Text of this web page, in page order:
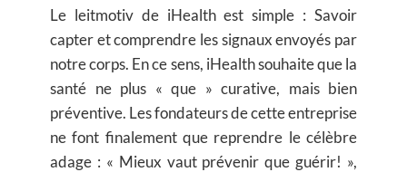
Le leitmotiv de iHealth est simple : Savoir
capter et comprendre les signaux envoyés par
notre corps. En ce sens, iHealth souhaite que la
santé ne plus « que » curative, mais bien
préventive. Les fondateurs de cette entreprise
ne font finalement que reprendre le célèbre
adage : « Mieux vaut prévenir que guérir! »,